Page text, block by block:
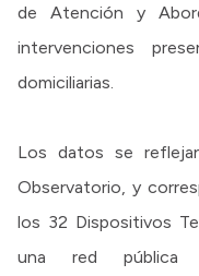
de Atención y
intervenciones
domiciliarias.
Los datos se
Observatorio, y
los 32 Dispositivos
una red pública